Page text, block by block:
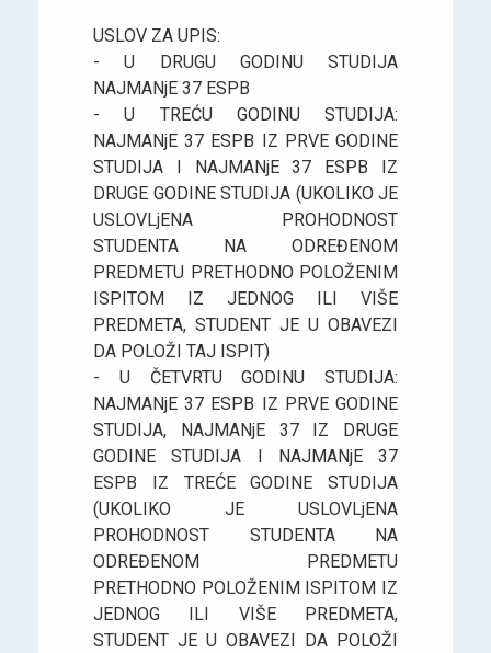
USLOV ZA UPIS:
- U DRUGU GODINU STUDIJA
NAJMANjE 37 ESPB
- U TREĆU GODINU STUDIJA:
NAJMANjE 37 ESPB IZ PRVE GODINE
STUDIJA I NAJMANjE 37 ESPB IZ
DRUGE GODINE STUDIJA (UKOLIKO JE
USLOVLjENA PROHODNOST
STUDENTA NA ODREĐENOM
PREDMETU PRETHODNO POLOŽENIM
ISPITOM IZ JEDNOG ILI VIŠE
PREDMETA, STUDENT JE U OBAVEZI
DA POLOŽI TAJ ISPIT)
- U ČETVRTU GODINU STUDIJA:
NAJMANjE 37 ESPB IZ PRVE GODINE
STUDIJA, NAJMANjE 37 IZ DRUGE
GODINE STUDIJA I NAJMANjE 37
ESPB IZ TREĆE GODINE STUDIJA
(UKOLIKO JE USLOVLjENA
PROHODNOST STUDENTA NA
ODREĐENOM PREDMETU
PRETHODNO POLOŽENIM ISPITOM IZ
JEDNOG ILI VIŠE PREDMETA,
STUDENT JE U OBAVEZI DA POLOŽI